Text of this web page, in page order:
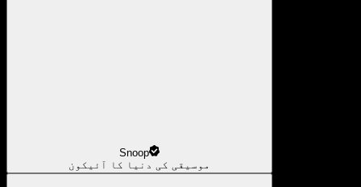
Snoop
موسیقی کی دنیا کا آئیکون